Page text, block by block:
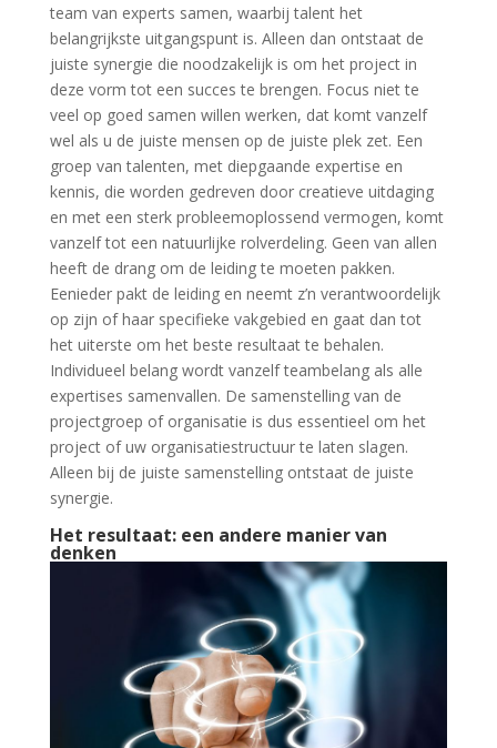
team van experts samen, waarbij talent het
belangrijkste uitgangspunt is. Alleen dan ontstaat de
juiste synergie die noodzakelijk is om het project in
deze vorm tot een succes te brengen. Focus niet te
veel op goed samen willen werken, dat komt vanzelf
wel als u de juiste mensen op de juiste plek zet. Een
groep van talenten, met diepgaande expertise en
kennis, die worden gedreven door creatieve uitdaging
en met een sterk probleemoplossend vermogen, komt
vanzelf tot een natuurlijke rolverdeling. Geen van allen
heeft de drang om de leiding te moeten pakken.
Eenieder pakt de leiding en neemt z’n verantwoordelijk
op zijn of haar specifieke vakgebied en gaat dan tot
het uiterste om het beste resultaat te behalen.
Individueel belang wordt vanzelf teambelang als alle
expertises samenvallen. De samenstelling van de
projectgroep of organisatie is dus essentieel om het
project of uw organisatiestructuur te laten slagen.
Alleen bij de juiste samenstelling ontstaat de juiste
synergie.
Het resultaat: een andere manier van
denken